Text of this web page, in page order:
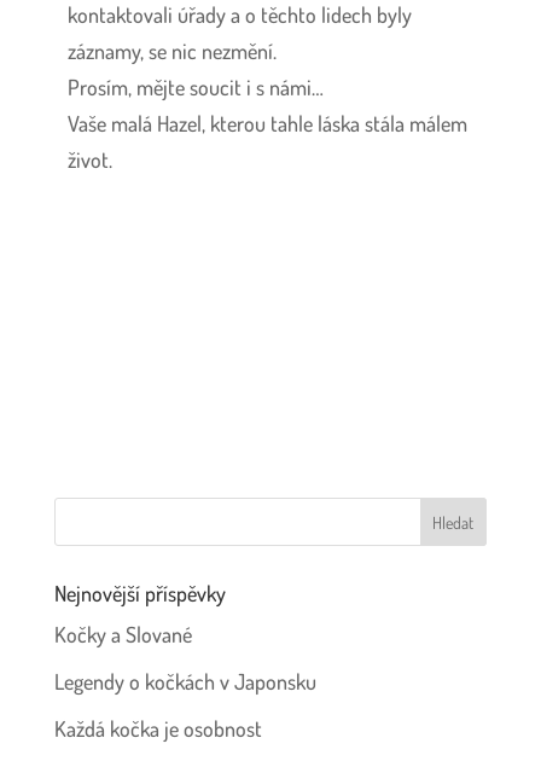
kontaktovali úřady a o těchto lidech byly
záznamy, se nic nezmění.
Prosím, mějte soucit i s námi…
Vaše malá Hazel, kterou tahle láska stála málem
život.
Nejnovější příspěvky
Kočky a Slované
Legendy o kočkách v Japonsku
Každá kočka je osobnost